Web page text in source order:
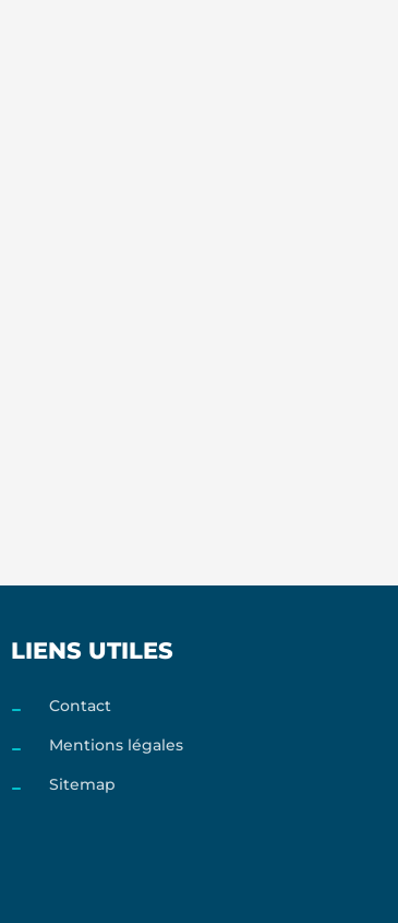
LIENS UTILES
Contact
Mentions légales
Sitemap